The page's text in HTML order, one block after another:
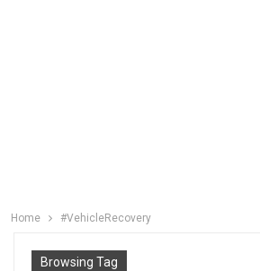
Home #VehicleRecovery
Browsing Tag